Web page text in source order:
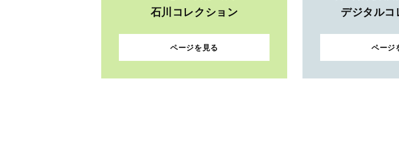
石川コレクション
ページを見る
デジタルコ
ページ